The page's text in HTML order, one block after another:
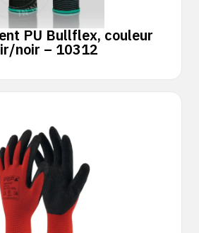
PU Bullflex, couleur
noir – 10312